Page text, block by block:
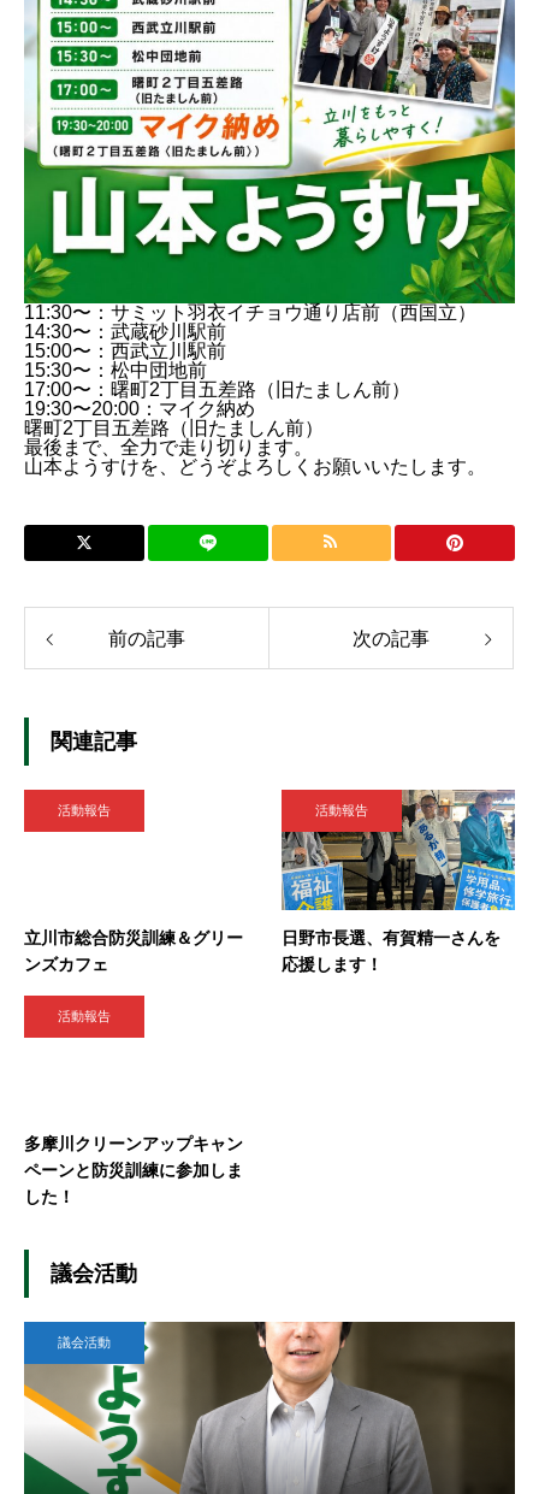
11:30〜：サミット羽衣イチョウ通り店前（西国立）
14:30〜：武蔵砂川駅前
15:00〜：西武立川駅前
15:30〜：松中団地前
17:00〜：曙町2丁目五差路（旧たましん前）
19:30〜20:00：マイク納め
曙町2丁目五差路（旧たましん前）
最後まで、全力で走り切ります。
山本ようすけを、どうぞよろしくお願いいたします。
前の記事 次の記事
関連記事
活動報告
立川市総合防災訓練＆グリー
ンズカフェ
活動報告
日野市長選、有賀精一さんを
応援します！
活動報告
多摩川クリーンアップキャン
ペーンと防災訓練に参加しま
した！
議会活動
議会活動